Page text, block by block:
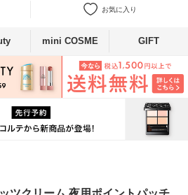
お気に入り
mini COSME GIFT